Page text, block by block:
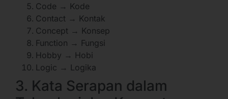
Code → Kode
Contact → Kontak
Concept → Konsep
Function → Fungsi
Hobby → Hobi
Logic → Logika
3. Kata Serapan dalam